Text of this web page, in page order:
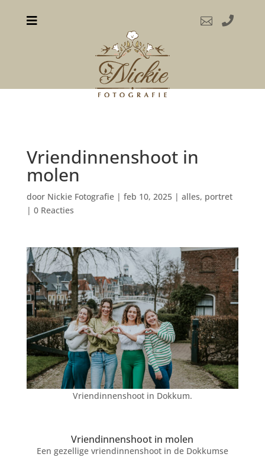
  
Vriendinnenshoot in
molen
door Nickie Fotografie| feb 10, 2025| alles, portret
| 0 Reacties
Vriendinnenshoot in Dokkum.
Vriendinnenshoot in molen
Een gezellige vriendinnenshoot in de Dokkumse